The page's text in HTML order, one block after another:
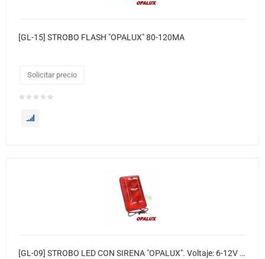
[GL-15] STROBO FLASH "OPALUX" 80-120MA
Solicitar precio
[GL-09] STROBO LED CON SIRENA "OPALUX". Voltaje: 6-12V DC. Decibeles: 95-100dB. Consumo: 4W. Corriente: 300mA. Flashes: 150 por minuto. Instalación: 2 tornillos. Medidas: 12.3 x 7.4 x